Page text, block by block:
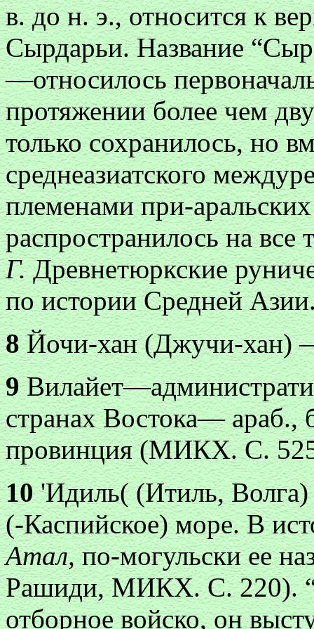
в. до н. э., относится к
Сырдарьи. Название
—относилось
протяжении более чем
только сохранилось, но
среднеазиатского
племенами при-
распространилось на все
Г.Древнетюркские
по истории Средней
8Йочи-хан (Джучи-хан)
9
странах Востока— араб.,
провинция (МИКХ. С.
10'Идиль( (Итиль, Волга)
(-Каспийское) море. В
Атал,по-могульски ее
Рашиди, МИКХ. С. 220).
отборное войско, он